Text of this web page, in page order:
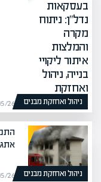
ניהול ואחזקת מבנים 24/05/26 (ח׳ סיון
ניהול ואחזקת מבנים 14/05/26 (כ״ז אייר